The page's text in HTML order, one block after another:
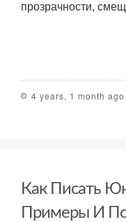
прозрачности,
4 years, 1 month ago
Как Писать
Примеры И